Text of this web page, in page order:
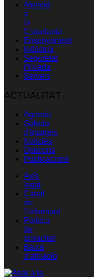
Atenció
a
la
Ciutadania
Ensenyament
Indústria
Seguretat
Privada
Serveis
ACTUALITAT
Agenda
Galeria
d’imatges
Notícies
Opinions
Publicacions
Avís
legal
Canal
de
l’informant
Política
de
privacitat
Baixa
d’afiliació